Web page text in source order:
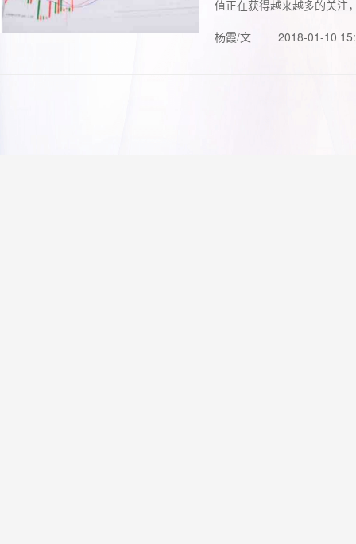
值正在获得越来越多的关注
杨霞/文
2018-01-10